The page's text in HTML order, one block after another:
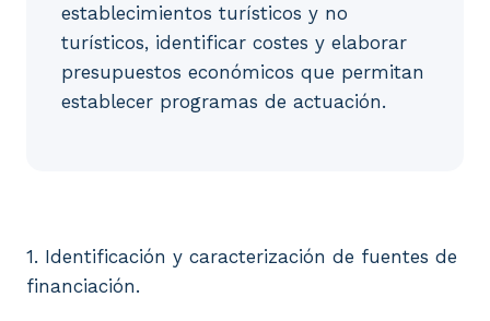
establecimientos turísticos y no
turísticos, identificar costes y elaborar
presupuestos económicos que permitan
establecer programas de actuación.
1. Identificación y caracterización de fuentes de
financiación.